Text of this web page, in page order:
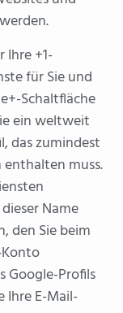
+1-
für Sie und
Schaltfläche
ein weltweit
das zumindest
muss.
Name
den Sie beim
Google-Profils
Ihre E-Mail-